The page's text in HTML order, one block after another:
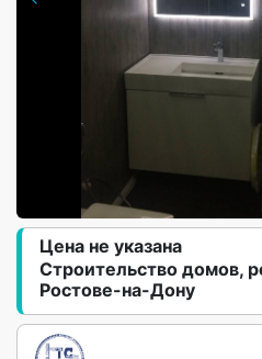
Строительство домов,
Ростове-на-Дону
Цена не указана